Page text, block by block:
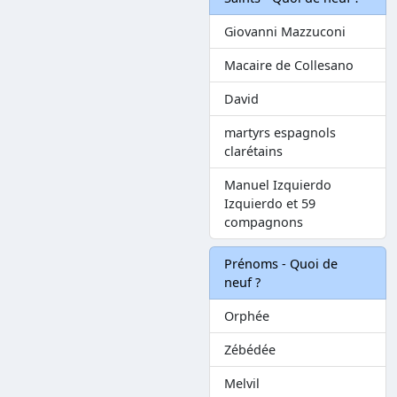
Giovanni Mazzuconi
Macaire de Collesano
David
martyrs espagnols
clarétains
Manuel Izquierdo
Izquierdo et 59
compagnons
Prénoms - Quoi de
neuf ?
Orphée
Zébédée
Melvil